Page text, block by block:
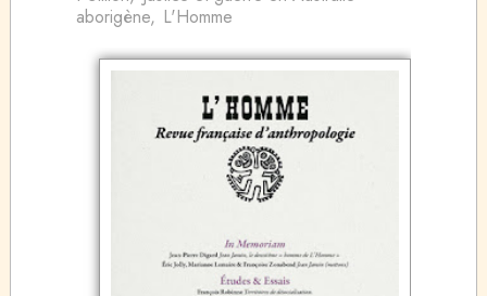
aborigène, L'Homme